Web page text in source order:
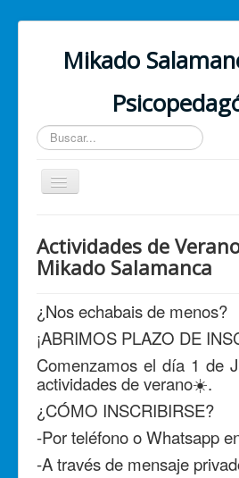
Mikado
Buscar...
Cambiar
navegación
¿Quiénes somos?
PSICOLOGÍA ONLINE
Contacto
Actividades de
Mikado Salamanca
¿Nos echabais de menos?
¡ABRIMOS PLAZO DE
Comenzamos el día 1 de
actividades de verano☀️.
¿CÓMO INSCRIBIRSE?
-Por teléfono o Whatsapp
-A través de mensaje